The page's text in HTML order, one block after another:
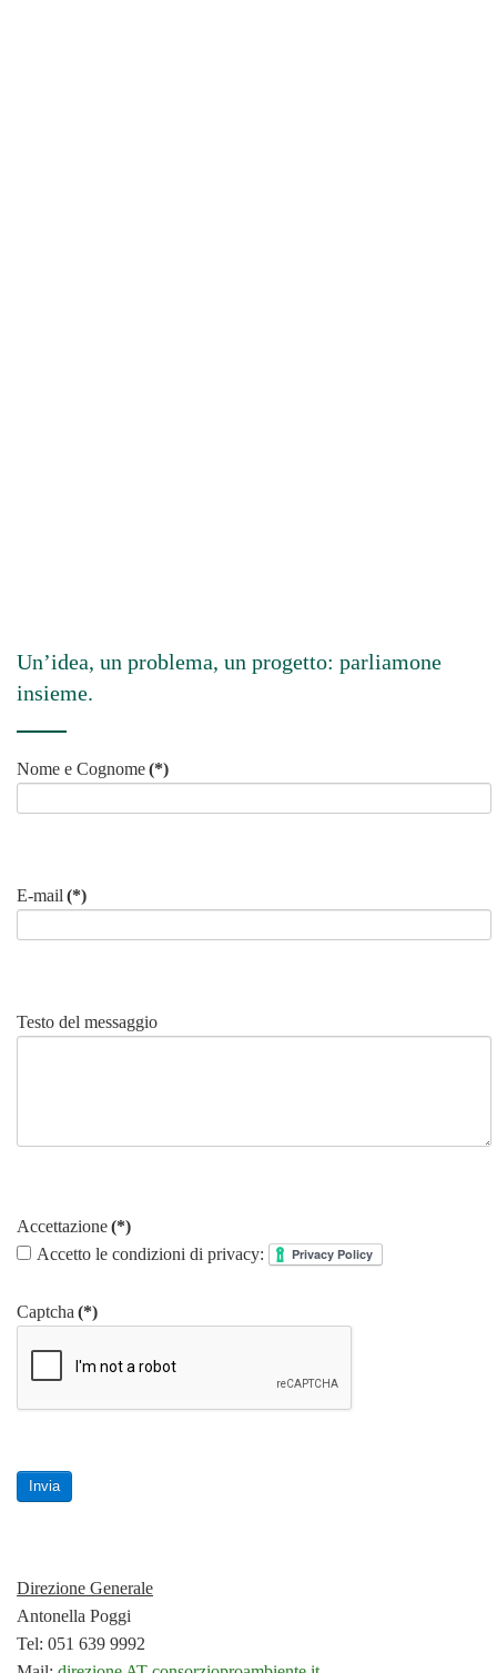
Un’idea, un problema, un progetto: parliamone
insieme.
Nome e Cognome(*)
E-mail (*)
Testo del messaggio
Accettazione(*)
Accetto le condizioni di privacy:
Captcha (*)
Invia
Direzione Generale
Antonella Poggi
Tel: 051 639 9992